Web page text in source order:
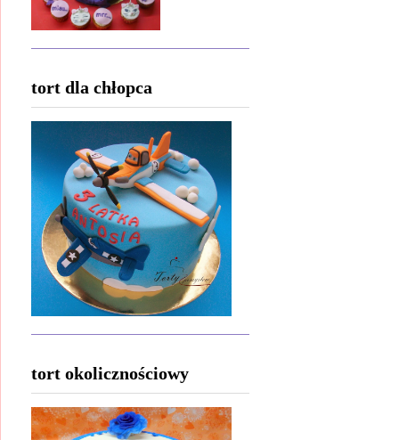
tort dla chłopca
tort okolicznościowy